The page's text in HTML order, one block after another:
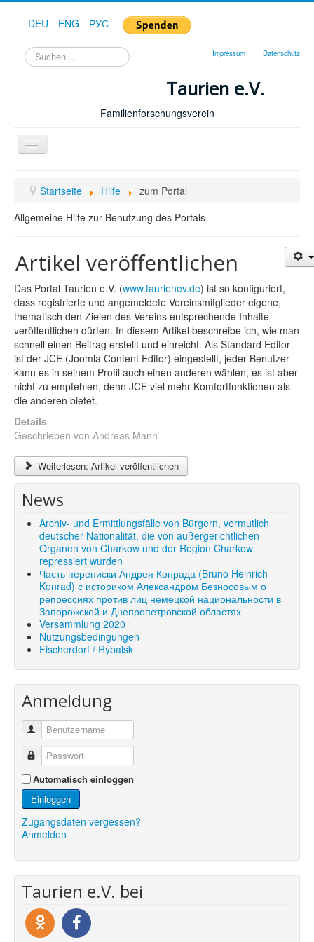
DEU ENG РУС
Suchen
...
Impressum Datenschutz
Taurien e.V.
Familienforschungsverein
Toggle
Navigation
Hilfe
Downloads
Publikationen
Shop
Über uns
Startseite Hilfe
zum Portal
Allgemeine Hilfe zur Benutzung des Portals
Artikel veröffentlichen
Das Portal Taurien e.V. (www.taurienev.de) ist so konfiguriert,
dass registrierte und angemeldete Vereinsmitglieder eigene,
thematisch den Zielen des Vereins entsprechende Inhalte
veröffentlichen dürfen. In diesem Artikel beschreibe ich, wie man
schnell einen Beitrag erstellt und einreicht. Als Standard Editor
ist der JCE (Joomla Content Editor) eingestellt, jeder Benutzer
kann es in seinem Profil auch einen anderen wählen, es ist aber
nicht zu empfehlen, denn JCE viel mehr Komfortfunktionen als
die anderen bietet.
Details
Geschrieben von Andreas Mann
Weiterlesen: Artikel veröffentlichen
News
Archiv- und Ermittlungsfälle von Bürgern, vermutlich
deutscher Nationalität, die von außergerichtlichen
Organen von Charkow und der Region Charkow
repressiert wurden
Часть переписки Андрея Конрада (Bruno Heinrich
Konrad) с историком Александром Безносовым о
репрессиях против лиц немецкой национальности в
Запорожской и Днепропетровской областях
Versammlung 2020
Nutzungsbedingungen
Fischerdorf / Rybalsk
Anmeldung
Automatisch einloggen
Einloggen
Zugangsdaten vergessen?
Anmelden
Taurien e.V. bei